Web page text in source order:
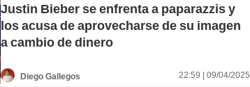
Justin Bieber se enfrenta a paparazzis y
los acusa de aprovecharse de su imagen
a cambio de dinero
Diego Gallegos 22:59 | 09/04/2025